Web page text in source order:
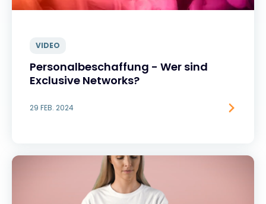
VIDEO
Personalbeschaffung - Wer sind
Exclusive Networks?
29 FEB. 2024